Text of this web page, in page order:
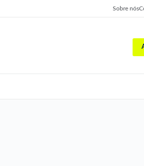
Sobre nós